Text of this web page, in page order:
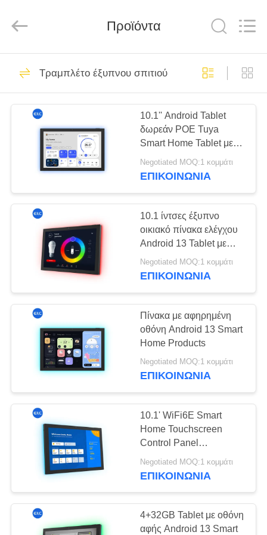
ΣΠΊΤΙ
ΠΡΟΪΌΝΤΑ
ΠΕΡΊΠΟΥ
ΕΜΕΊΣ
ΓΎΡΟΣ
ΕΡΓΟΣΤΑΣΊΩΝ
ΠΟΙΟΤΙΚΌΣ
ΈΛΕΓΧΟΣ
ΜΑΣ
ΕΛΆΤΕ
ΕΠΑΦΉ
ΜΕ
ΖΗΤΉΣΤΕ
ΈΝΑ
ΑΠΌΣΠΑΣΜΑ
SITEMAP
Ltd..
Ψηφιακές πινακίδες
246
Λύσεις οθόνης
εστιατορίων
28
Η έξυπνη
τηλεόραση
Σημειώσεις οθόνης
αφής
Προϊόντα
Τραμπλέτο έξυπνου σπιτιού
10.1'' Android Tablet
δωρεάν POE Tuya
Smart Home Tablet με
Zigbee Matter
Negotiated MOQ:1 κομμάτι
ΕΠΙΚΟΙΝΩΝΙΑ
10.1 ίντσες έξυπνο
οικιακό πίνακα ελέγχου
Android 13 Tablet με
Zigbee Matter
Negotiated MOQ:1 κομμάτι
ΕΠΙΚΟΙΝΩΝΙΑ
Πίνακα με αφηρημένη
οθόνη Android 13 Smart
Home Products
Negotiated MOQ:1 κομμάτι
ΕΠΙΚΟΙΝΩΝΙΑ
10.1' WiFi6E Smart
Home Touchscreen
Control Panel
Προαιρετική κάμερα
NFC 5M/P με LED Light
Negotiated MOQ:1 κομμάτι
ΕΠΙΚΟΙΝΩΝΙΑ
4+32GB Tablet με οθόνη
αφής Android 13 Smart